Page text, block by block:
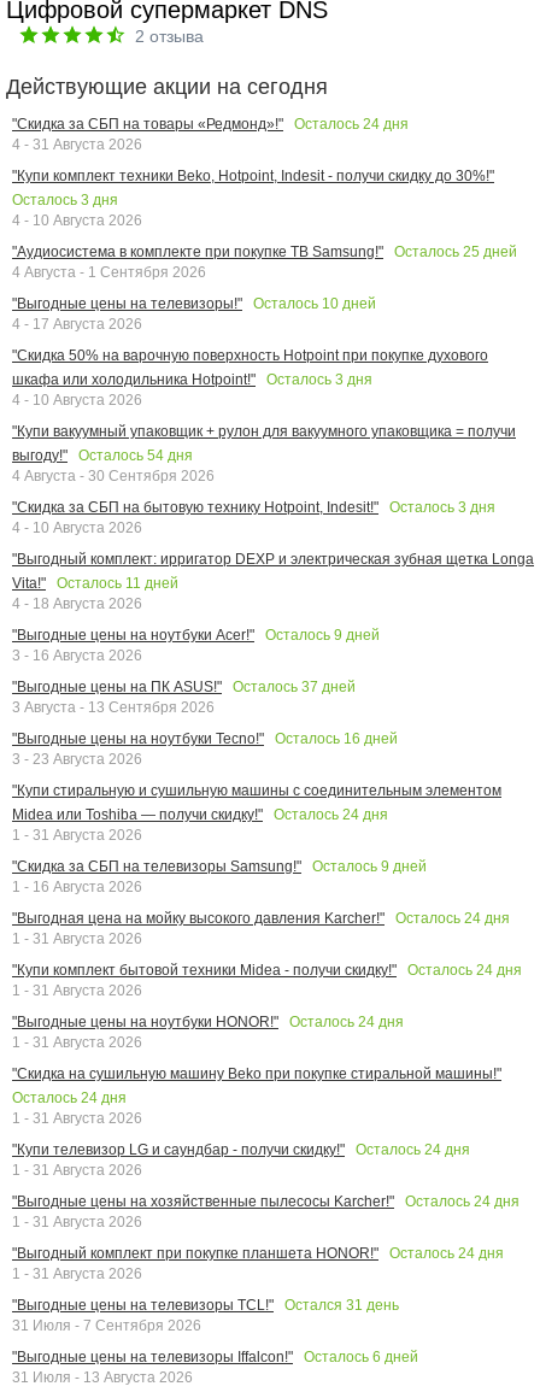
Цифровой супермаркет DNS
2 отзыва
Действующие акции на сегодня
"Скидка за СБП на товары «Редмонд»!" Осталось 24 дня
4 - 31 Августа 2026
"Купи комплект техники Beko, Hotpoint, Indesit - получи скидку до 30%!"
Осталось 3 дня
4 - 10 Августа 2026
"Аудиосистема в комплекте при покупке ТВ Samsung!"
Осталось 25 дней
4 Августа - 1 Сентября 2026
"Выгодные цены на телевизоры!"
Осталось 10 дней
4 - 17 Августа 2026
"Скидка 50% на варочную поверхность Hotpoint при покупке духового
шкафа или холодильника Hotpoint!"
Осталось 3 дня
4 - 10 Августа 2026
"Купи вакуумный упаковщик + рулон для вакуумного упаковщика = получи
выгоду!"
Осталось 54 дня
4 Августа - 30 Сентября 2026
"Скидка за СБП на бытовую технику Hotpoint, Indesit!"
Осталось 3 дня
4 - 10 Августа 2026
"Выгодный комплект: ирригатор DEXP и электрическая зубная щетка Longa
Vita!"
Осталось 11 дней
4 - 18 Августа 2026
"Выгодные цены на ноутбуки Acer!"
Осталось 9 дней
3 - 16 Августа 2026
"Выгодные цены на ПК ASUS!"
Осталось 37 дней
3 Августа - 13 Сентября 2026
"Выгодные цены на ноутбуки Tecno!"
Осталось 16 дней
3 - 23 Августа 2026
"Купи стиральную и сушильную машины с соединительным элементом
Midea или Toshiba — получи скидку!"
Осталось 24 дня
1 - 31 Августа 2026
"Скидка за СБП на телевизоры Samsung!"
Осталось 9 дней
1 - 16 Августа 2026
"Выгодная цена на мойку высокого давления Karcher!"
Осталось 24 дня
1 - 31 Августа 2026
"Купи комплект бытовой техники Midea - получи скидку!"
Осталось 24 дня
1 - 31 Августа 2026
"Выгодные цены на ноутбуки HONOR!"
Осталось 24 дня
1 - 31 Августа 2026
"Скидка на сушильную машину Beko при покупке стиральной машины!"
Осталось 24 дня
1 - 31 Августа 2026
"Купи телевизор LG и саундбар - получи скидку!"
Осталось 24 дня
1 - 31 Августа 2026
"Выгодные цены на хозяйственные пылесосы Karcher!"
Осталось 24 дня
1 - 31 Августа 2026
"Выгодный комплект при покупке планшета HONOR!"
Осталось 24 дня
1 - 31 Августа 2026
"Выгодные цены на телевизоры TCL!"
Остался 31 день
31 Июля - 7 Сентября 2026
"Выгодные цены на телевизоры Iffalcon!"
Осталось 6 дней
31 Июля - 13 Августа 2026